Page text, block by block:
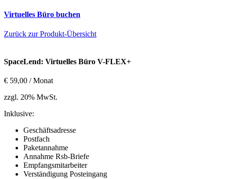
Virtuelles Büro buchen
Zurück zur Produkt-Übersicht
SpaceLend: Virtuelles Büro V-FLEX+
€ 59,00 / Monat
zzgl. 20% MwSt.
Inklusive:
Geschäftsadresse
Postfach
Paketannahme
Annahme Rsb-Briefe
Empfangsmitarbeiter
Verständigung Posteingang